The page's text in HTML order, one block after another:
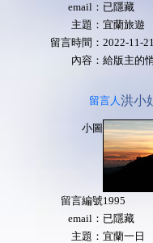
email： 已隱藏
主題： 宜蘭旅遊
留言時間： 2022-11-
內容： 給版主的
留言人洪小
小圖
留言編號1995
email： 已隱藏
主題： 宜蘭一日